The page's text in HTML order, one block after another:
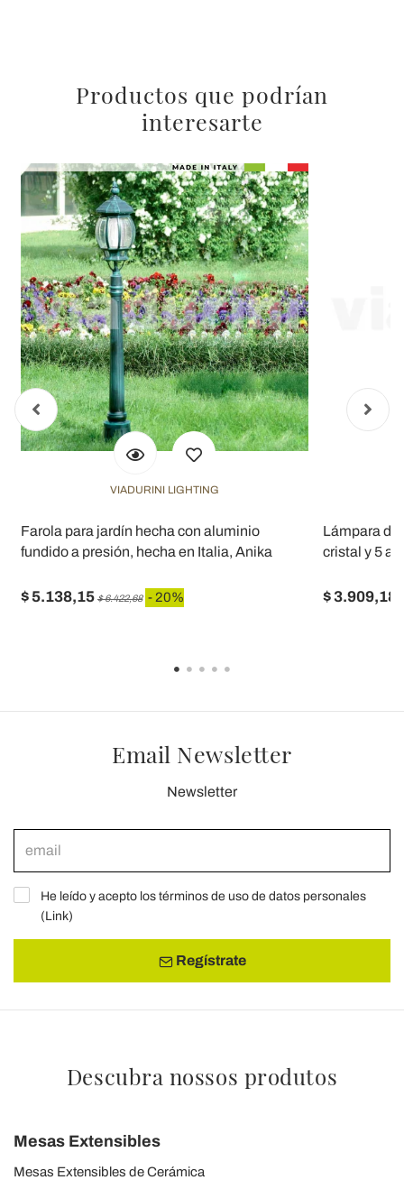
Productos que podrían
interesarte
VIADURINI LIGHTING
Farola para jardín hecha con aluminio
fundido a presión, hecha en Italia, Anika
$ 5.138,15 $ 6.422,68 - 20%
Lámpara de
cristal y 5
$ 3.909,18
Email Newsletter
Newsletter
He leído y acepto los términos de uso de datos personales
(Link)
Regístrate
Descubra nossos produtos
Mesas Extensibles
Mesas Extensibles de Cerámica